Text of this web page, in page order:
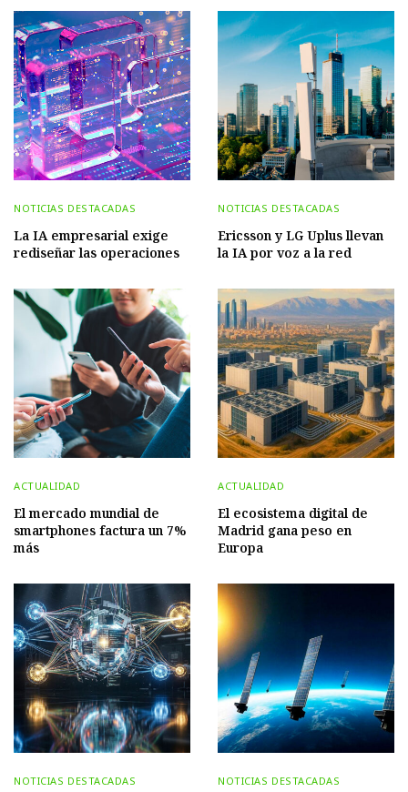
NOTICIAS DESTACADAS
La IA empresarial exige
rediseñar las operaciones
NOTICIAS DESTACADAS
Ericsson y LG Uplus llevan
la IA por voz a la red
ACTUALIDAD
El mercado mundial de
smartphones factura un 7%
más
ACTUALIDAD
El ecosistema digital de
Madrid gana peso en
Europa
NOTICIAS DESTACADAS NOTICIAS DESTACADAS